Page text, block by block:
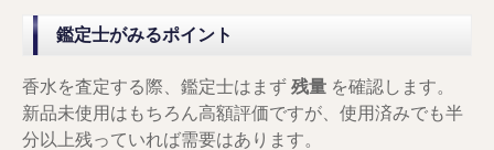
鑑定士がみるポイント
香水を査定する際、鑑定士はまず 残量 を確認します。
新品未使用はもちろん高額評価ですが、使用済みでも半
分以上残っていれば需要はあります。